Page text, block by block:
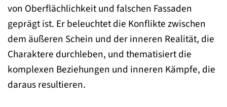
von Oberflächlichkeit und falschen Fassaden
geprägt ist. Er beleuchtet die Konflikte zwischen
dem äußeren Schein und der inneren Realität, die
Charaktere durchleben, und thematisiert die
komplexen Beziehungen und inneren Kämpfe, die
daraus resultieren.